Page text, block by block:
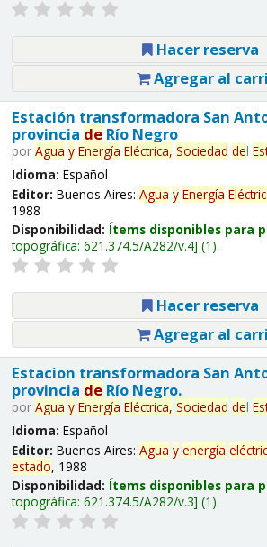
Hacer reserva
Agregar al
Estación transformadora San
provincia deRío Negro
por Agua y Energía Eléctrica, Sociedad del
Idioma: Español
Editor: Buenos Aires: Agua y Energía
1988
Disponibilidad: Ítems disponibles para
topográfica: 621.374.5/A282/v.4 (1).
Hacer reserva
Agregar al
Estacion transformadora San
provincia deRío Negro.
por Agua y Energía Eléctrica, Sociedad del
Idioma: Español
Editor: Buenos Aires: Agua y energía
estado, 1988
Disponibilidad: Ítems disponibles para
topográfica: 621.374.5/A282/v.3 (1).